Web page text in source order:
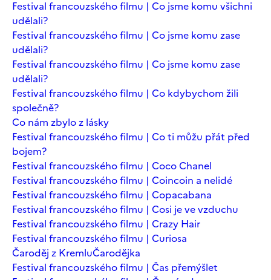
Festival francouzského filmu | Co jsme komu všichni
udělali?
Festival francouzského filmu | Co jsme komu zase
udělali?
Festival francouzského filmu | Co jsme komu zase
udělali?
Festival francouzského filmu | Co kdybychom žili
společně?
Co nám zbylo z lásky
Festival francouzského filmu | Co ti můžu přát před
bojem?
Festival francouzského filmu | Coco Chanel
Festival francouzského filmu | Coincoin a nelidé
Festival francouzského filmu | Copacabana
Festival francouzského filmu | Cosi je ve vzduchu
Festival francouzského filmu | Crazy Hair
Festival francouzského filmu | Curiosa
Čaroděj z KremluČarodějka
Festival francouzského filmu | Čas přemýšlet